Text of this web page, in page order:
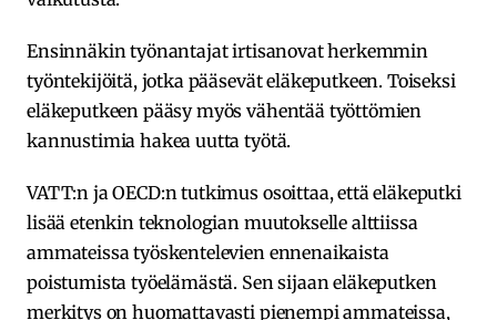
Ensinnäkin työnantajat irtisanovat herkemmin
työntekijöitä, jotka pääsevät eläkeputkeen. Toiseksi
eläkeputkeen pääsy myös vähentää työttömien
kannustimia hakea uutta työtä.
VATT:n ja OECD:n tutkimus osoittaa, että eläkeputki
lisää etenkin teknologian muutokselle alttiissa
ammateissa työskentelevien ennenaikaista
poistumista työelämästä. Sen sijaan eläkeputken
merkitys on huomattavasti pienempi ammateissa,